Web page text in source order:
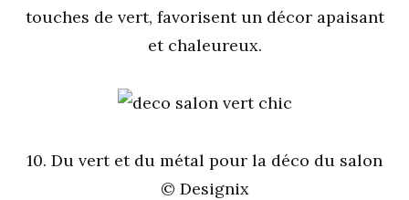
touches de vert, favorisent un décor apaisant
et chaleureux.
10. Du vert et du métal pour la déco du salon
© Designix